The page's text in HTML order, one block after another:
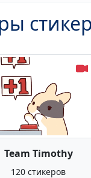
Team Timothy
120 стикеров